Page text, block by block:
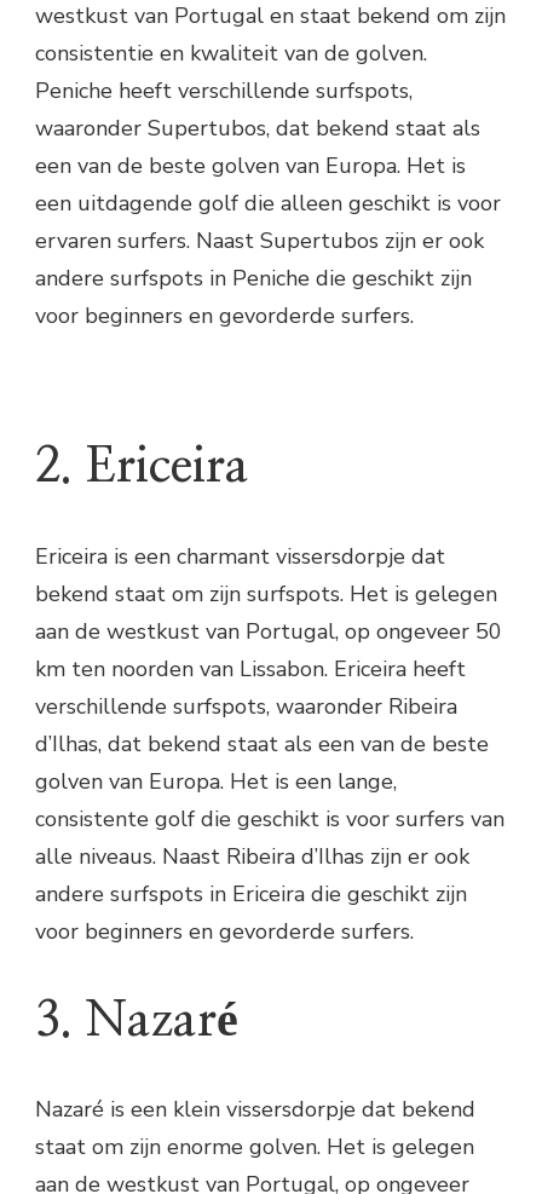
westkust van Portugal en staat bekend om zijn
consistentie en kwaliteit van de golven.
Peniche heeft verschillende surfspots,
waaronder Supertubos, dat bekend staat als
een van de beste golven van Europa. Het is
een uitdagende golf die alleen geschikt is voor
ervaren surfers. Naast Supertubos zijn er ook
andere surfspots in Peniche die geschikt zijn
voor beginners en gevorderde surfers.
2. Ericeira
Ericeira is een charmant vissersdorpje dat
bekend staat om zijn surfspots. Het is gelegen
aan de westkust van Portugal, op ongeveer 50
km ten noorden van Lissabon. Ericeira heeft
verschillende surfspots, waaronder Ribeira
d’Ilhas, dat bekend staat als een van de beste
golven van Europa. Het is een lange,
consistente golf die geschikt is voor surfers van
alle niveaus. Naast Ribeira d’Ilhas zijn er ook
andere surfspots in Ericeira die geschikt zijn
voor beginners en gevorderde surfers.
3. Nazaré
Nazaré is een klein vissersdorpje dat bekend
staat om zijn enorme golven. Het is gelegen
aan de westkust van Portugal, op ongeveer